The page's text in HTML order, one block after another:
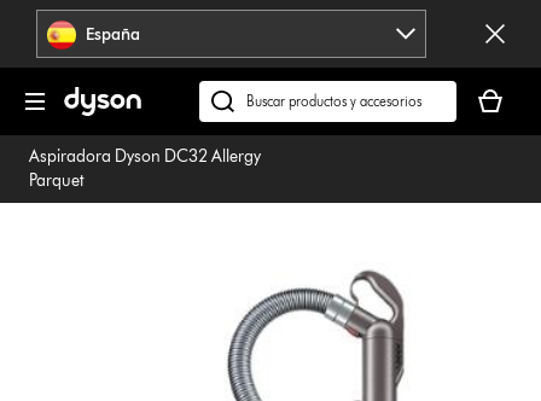
Omitir
navegación España
Buscar
en
dyson.es
cesta
está
Aspiradora Dyson DC32 Allergy
Parquet